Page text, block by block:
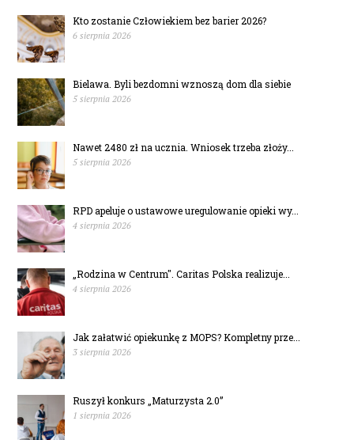
Kto zostanie Człowiekiem bez barier 2026?
6 sierpnia 2026
Bielawa. Byli bezdomni wznoszą dom dla siebie
5 sierpnia 2026
Nawet 2480 zł na ucznia. Wniosek trzeba złoży...
5 sierpnia 2026
RPD apeluje o ustawowe uregulowanie opieki wy...
4 sierpnia 2026
„Rodzina w Centrum". Caritas Polska realizuje...
4 sierpnia 2026
Jak załatwić opiekunkę z MOPS? Kompletny prze...
3 sierpnia 2026
Ruszył konkurs „Maturzysta 2.0”
1 sierpnia 2026